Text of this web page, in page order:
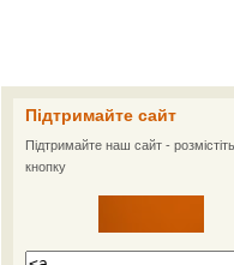
Підтримайте сайт
Підтримайте наш сайт -
кнопку